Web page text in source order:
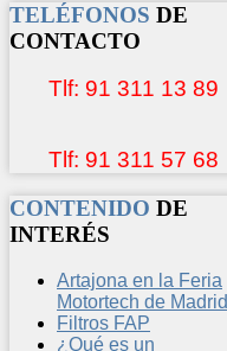
TELÉFONOS DE
CONTACTO
Tlf: 91 311 13 89
Tlf: 91 311 57 68
CONTENIDO DE
INTERÉS
Artajona en la Feria
Motortech de Madrid
Filtros FAP
¿Qué es un